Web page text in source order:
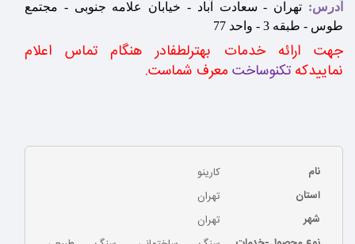
آدرس: تهران - سعادت آباد - خیابان علامه جنوبی - مجتمع
طوس - طبقه 3 - واحد 77
جهت ارائه خدمات بهترلطفادر هنگام تماس اعلام
نماییدکه تکنوساخت معرف شماست.
نام
کارینو
استان
تهران
شهر
تهران